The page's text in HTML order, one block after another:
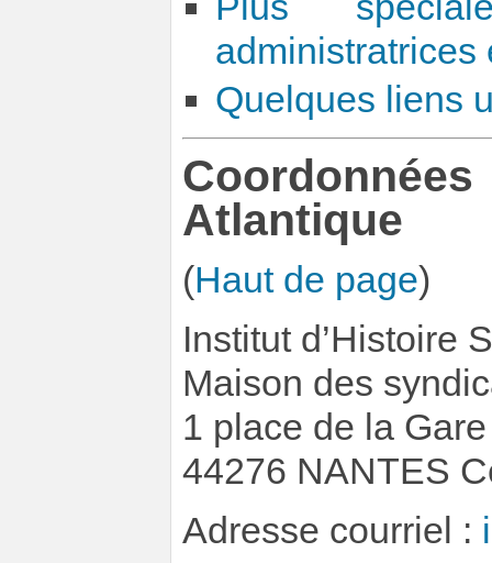
administratrices
Quelques liens
Atlantique
(Haut de page)
Institut d’Histoire
Maison des
1 place de la
44276 NANTES
Adresse courriel :